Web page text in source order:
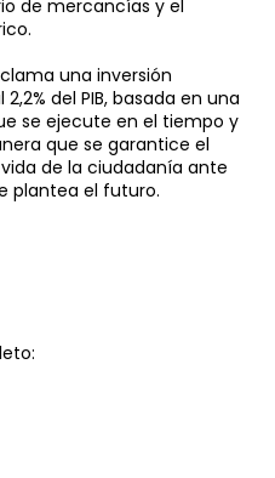
de mercancías y el
una inversión
del PIB, basada en una
se ejecute en el tiempo y
que se garantice el
de la ciudadanía ante
plantea el futuro.